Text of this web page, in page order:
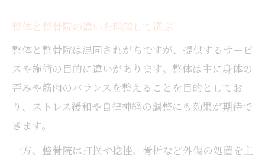
整体と整骨院の違いを理解して選ぶ
整体と整骨院は混同されがちですが、提供するサービ
スや施術の目的に違いがあります。整体は主に身体の
歪みや筋肉のバランスを整えることを目的としてお
り、ストレス緩和や自律神経の調整にも効果が期待で
きます。
一方、整骨院は打撲や捻挫、骨折など外傷の処置を主